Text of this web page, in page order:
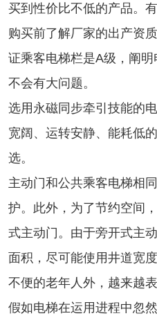
买到性价比不低的产品。
购买前了解厂家的出产资
证乘客电梯栏是A级，阐
不会有大问题。
选用永磁同步牵引技能的
宽阔、运转安静、能耗低
选。
主动门和公共乘客电梯相
护。此外，为了节约空间
式主动门。由于旁开式主
面积，尽可能使用井道宽
不便的老年人外，越来越
假如电梯在运用进程中忽